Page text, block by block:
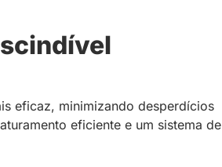
eficaz, minimizando desperdícios
eficiente e um sistema de